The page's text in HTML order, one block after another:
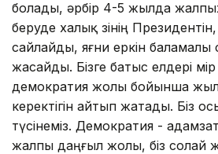
болады, әрбір 4-5 жылда
беруде халық өзінің
сайлайды, яғни еркін баламалы
жасайды. Бізге батыс елдері
демократия жолы бойынша
керектігін айтып жатады. Біз
түсінеміз. Демократия -
жалпы даңғыл жолы, біз солай